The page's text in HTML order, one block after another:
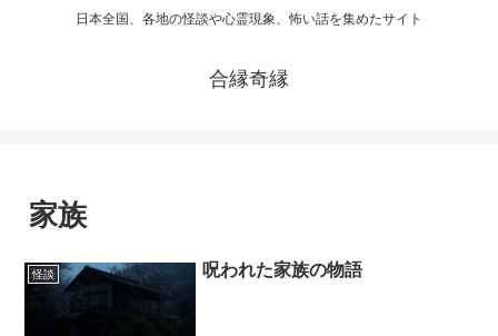
日本全国、各地の怪談や心霊現象、怖い話を集めたサイト
合縁奇縁
家族
怪談 呪われた家族の物語